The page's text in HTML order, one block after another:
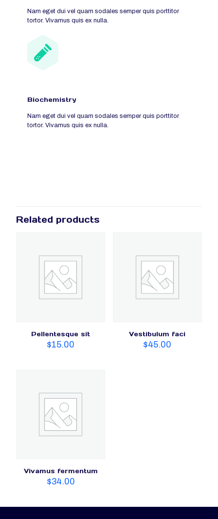
Nam eget dui vel quam sodales semper quis porttitor
tortor. Vivamus quis ex nulla.
Biochemistry
Nam eget dui vel quam sodales semper quis porttitor
tortor. Vivamus quis ex nulla.
Related products
Pellentesque sit
$15.00
Vestibulum faci
$45.00
Vivamus fermentum
$34.00